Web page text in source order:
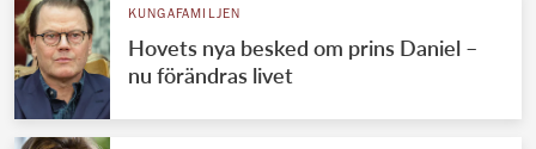
KUNGAFAMILJEN
Hovets nya besked om prins Daniel –
nu förändras livet